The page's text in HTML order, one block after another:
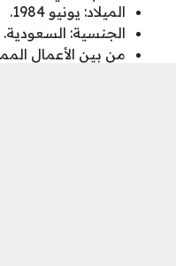
الميلاد: يونيو 1984.
الجنسية: السعودية.
من بين الأعمال